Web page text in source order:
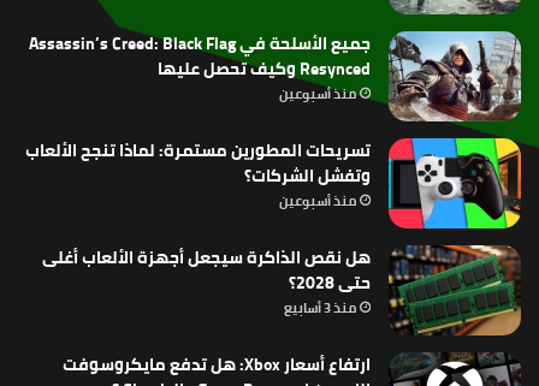
جميع الأسلحة في Assassin’s Creed: Black Flag
Resynced وكيف تحصل عليها
منذ أسبوعين
تسريحات المطورين مستمرة: لماذا تنجح الألعاب
وتفشل الشركات؟
منذ أسبوعين
هل نقص الذاكرة سيجعل أجهزة الألعاب أغلى
حتى 2028؟
منذ 3 أسابيع
ارتفاع أسعار Xbox: هل تدفع مايكروسوفت